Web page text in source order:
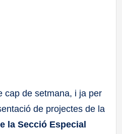
cap de setmana, i ja per
de projectes de la
la Secció Especial